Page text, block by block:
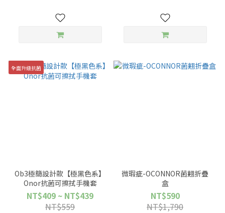
全面升級抗菌
Ob3極簡設計款【極黑色系】
Onor抗菌可擦拭手機套
NT$409 ~ NT$439
NT$559
微瑕疵-OCONNOR菌翹折疊
盒
NT$590
NT$1,790